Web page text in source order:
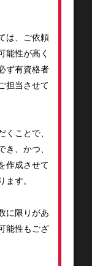
は、ご依頼
能性が高く
ず有資格者
担当させて
ことで、
き、かつ、
作成させて
ます。
に限りがあ
能性もござ